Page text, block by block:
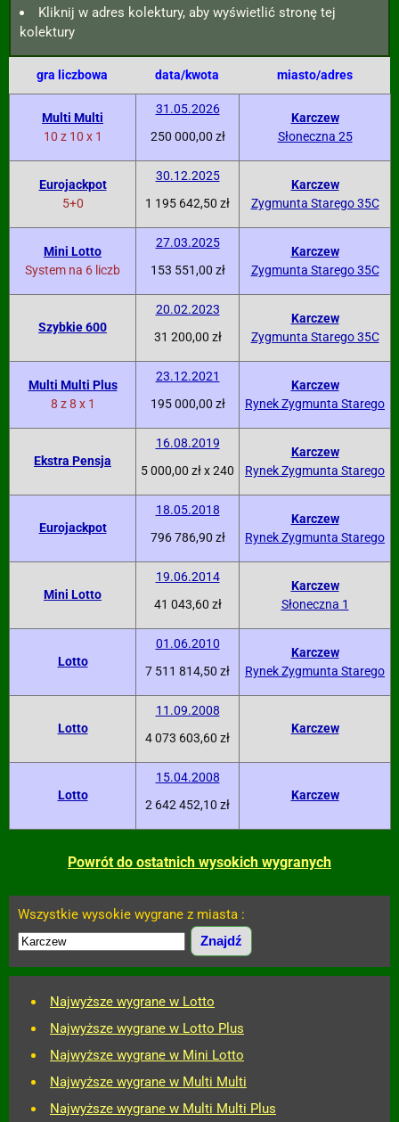
Kliknij w adres kolektury, aby wyświetlić stronę tej
kolektury
gra liczbowa data/kwota miasto/adres
Multi Multi
10 z 10 x 1
31.05.2026
250 000,00 zł
Karczew
Słoneczna 25
Eurojackpot
5+0
30.12.2025
1 195 642,50 zł
Karczew
Zygmunta Starego 35C
Mini Lotto
System na 6 liczb
27.03.2025
153 551,00 zł
Karczew
Zygmunta Starego 35C
Szybkie 600
20.02.2023
31 200,00 zł
Karczew
Zygmunta Starego 35C
Multi Multi Plus
8 z 8 x 1
23.12.2021
195 000,00 zł
Karczew
Rynek Zygmunta Starego
Ekstra Pensja
16.08.2019
5 000,00 zł x 240
Karczew
Rynek Zygmunta Starego
Eurojackpot
18.05.2018
796 786,90 zł
Karczew
Rynek Zygmunta Starego
Mini Lotto
19.06.2014
41 043,60 zł
Karczew
Słoneczna 1
Lotto
01.06.2010
7 511 814,50 zł
Karczew
Rynek Zygmunta Starego
Lotto
11.09.2008
4 073 603,60 zł
Karczew
Lotto
15.04.2008
2 642 452,10 zł
Karczew
Powrót do ostatnich wysokich wygranych
Wszystkie wysokie wygrane z miasta :
Najwyższe wygrane w Lotto
Najwyższe wygrane w Lotto Plus
Najwyższe wygrane w Mini Lotto
Najwyższe wygrane w Multi Multi
Najwyższe wygrane w Multi Multi Plus